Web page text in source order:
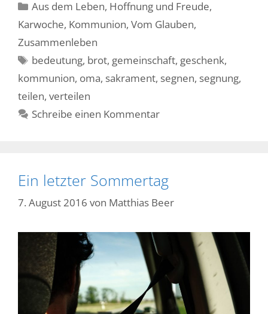
Kategorien
Aus dem Leben, Hoffnung und Freude,
Karwoche, Kommunion, Vom Glauben,
Zusammenleben
Schlagwörter
bedeutung, brot, gemeinschaft, geschenk,
kommunion, oma, sakrament, segnen, segnung,
teilen, verteilen
Schreibe einen Kommentar
Ein letzter Sommertag
7. August 2016 von Matthias Beer